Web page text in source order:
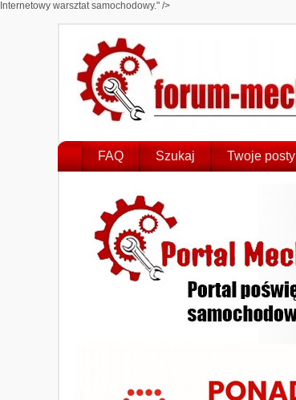
Internetowy warsztat samochodowy." />
FAQ Szukaj Twoje posty